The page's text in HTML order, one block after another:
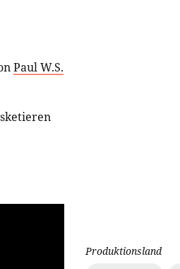
Paul W.S.
Produktionsland